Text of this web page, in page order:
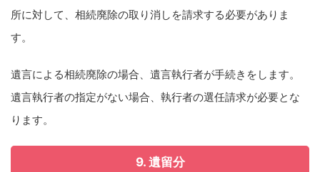
所に対して、相続廃除の取り消しを請求する必要がありま
す。
遺言による相続廃除の場合、遺言執行者が手続きをします。
遺言執行者の指定がない場合、執行者の選任請求が必要とな
ります。
9. 遺留分